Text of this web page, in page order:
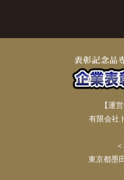
【運
有限会社
東京都墨